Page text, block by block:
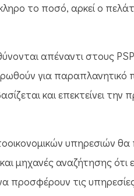
το ποσό, αρκεί ο
απέναντι στους
για
και επεκτείνει
υπηρεσιών
μηχανές αναζήτησης ότι
προσφέρουν τις